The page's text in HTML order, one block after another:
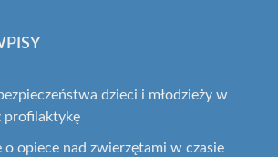
dzieci i młodzieży w
profilaktykę
o opiece nad zwierzętami w czasie